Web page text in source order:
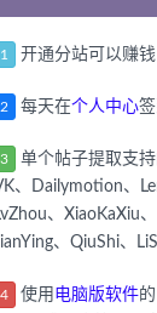
1 开通分站可以赚
2 每天在个人中心
3 单个帖子提取支持
、Dailymotion、
、XiaoKaXiu
、QiuShi、
4 使用 电脑版软件